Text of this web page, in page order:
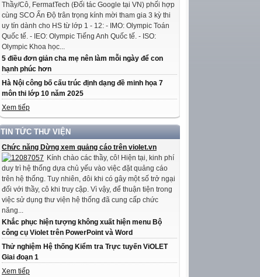
Thầy/Cô, FermatTech (Đối tác Google tại VN) phối hợp
cùng SCO Ấn Độ trân trọng kính mời tham gia 3 kỳ thi
uy tín dành cho HS từ lớp 1 - 12: - IMO: Olympic Toán
Quốc tế. - IEO: Olympic Tiếng Anh Quốc tế. - ISO:
Olympic Khoa học...
5 điều đơn giản cha mẹ nên làm mỗi ngày để con
hạnh phúc hơn
Hà Nội công bố cấu trúc định dạng đề minh họa 7
môn thi lớp 10 năm 2025
Xem tiếp
TIN TỨC THƯ VIỆN
Chức năng Dừng xem quảng cáo trên violet.vn
Kính chào các thầy, cô! Hiện tại, kinh phí
duy trì hệ thống dựa chủ yếu vào việc đặt quảng cáo
trên hệ thống. Tuy nhiên, đôi khi có gây một số trở ngại
đối với thầy, cô khi truy cập. Vì vậy, để thuận tiện trong
việc sử dụng thư viện hệ thống đã cung cấp chức
năng...
Khắc phục hiện tượng không xuất hiện menu Bộ
công cụ Violet trên PowerPoint và Word
Thử nghiệm Hệ thống Kiểm tra Trực tuyến ViOLET
Giai đoạn 1
Xem tiếp